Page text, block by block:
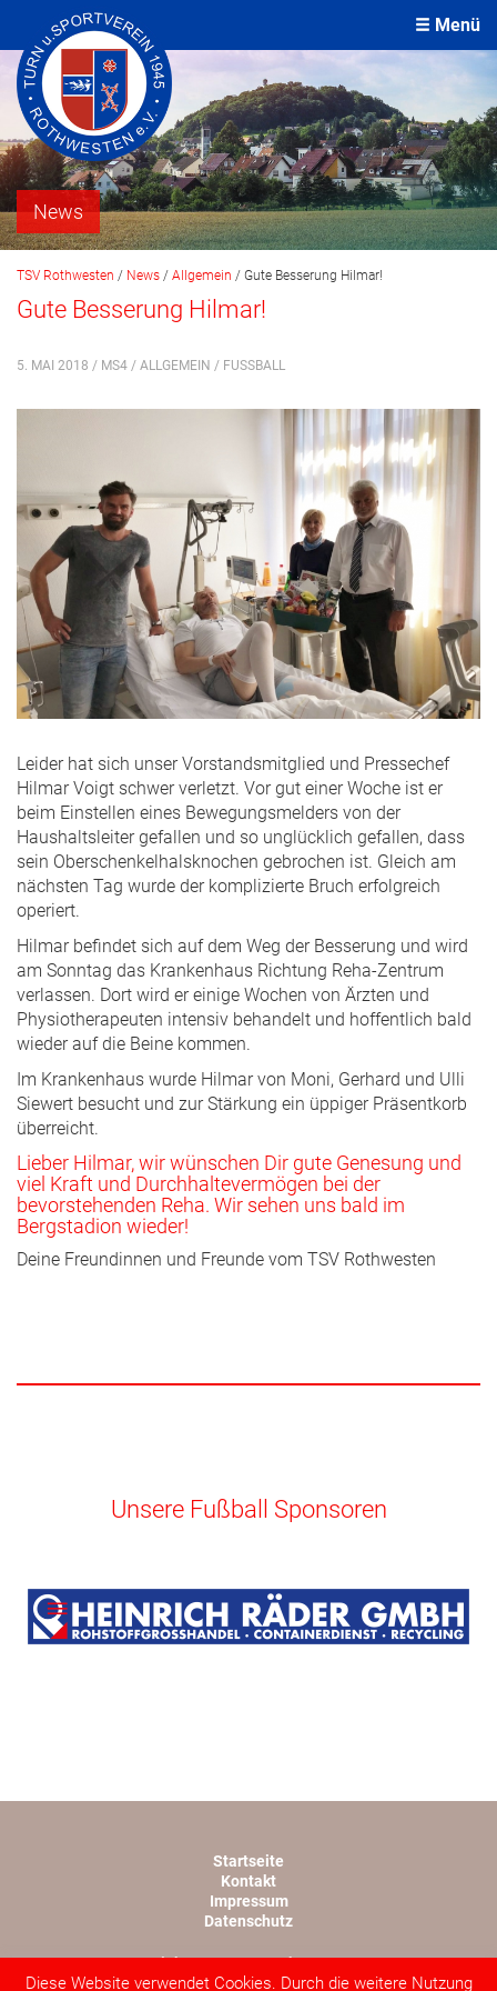
Menü
News
TSV Rothwesten / News / Allgemein / Gute Besserung Hilmar!
Gute Besserung Hilmar!
5. MAI 2018 / MS4 / ALLGEMEIN / FUSSBALL
Leider hat sich unser Vorstandsmitglied und Pressechef
Hilmar Voigt schwer verletzt. Vor gut einer Woche ist er
beim Einstellen eines Bewegungsmelders von der
Haushaltsleiter gefallen und so unglücklich gefallen, dass
sein Oberschenkelhalsknochen gebrochen ist. Gleich am
nächsten Tag wurde der komplizierte Bruch erfolgreich
operiert.
Hilmar befindet sich auf dem Weg der Besserung und wird
am Sonntag das Krankenhaus Richtung Reha-Zentrum
verlassen. Dort wird er einige Wochen von Ärzten und
Physiotherapeuten intensiv behandelt und hoffentlich bald
wieder auf die Beine kommen.
Im Krankenhaus wurde Hilmar von Moni, Gerhard und Ulli
Siewert besucht und zur Stärkung ein üppiger Präsentkorb
überreicht.
Lieber Hilmar, wir wünschen Dir gute Genesung und
viel Kraft und Durchhaltevermögen bei der
bevorstehenden Reha. Wir sehen uns bald im
Bergstadion wieder!
Deine Freundinnen und Freunde vom TSV Rothwesten
Unsere Fußball Sponsoren
Startseite
Kontakt
Impressum
Datenschutz
Copyright TSV 1945 Rothwesten e.V.
Webdesign von lopri.com
Diese Website verwendet Cookies. Durch die weitere Nutzung